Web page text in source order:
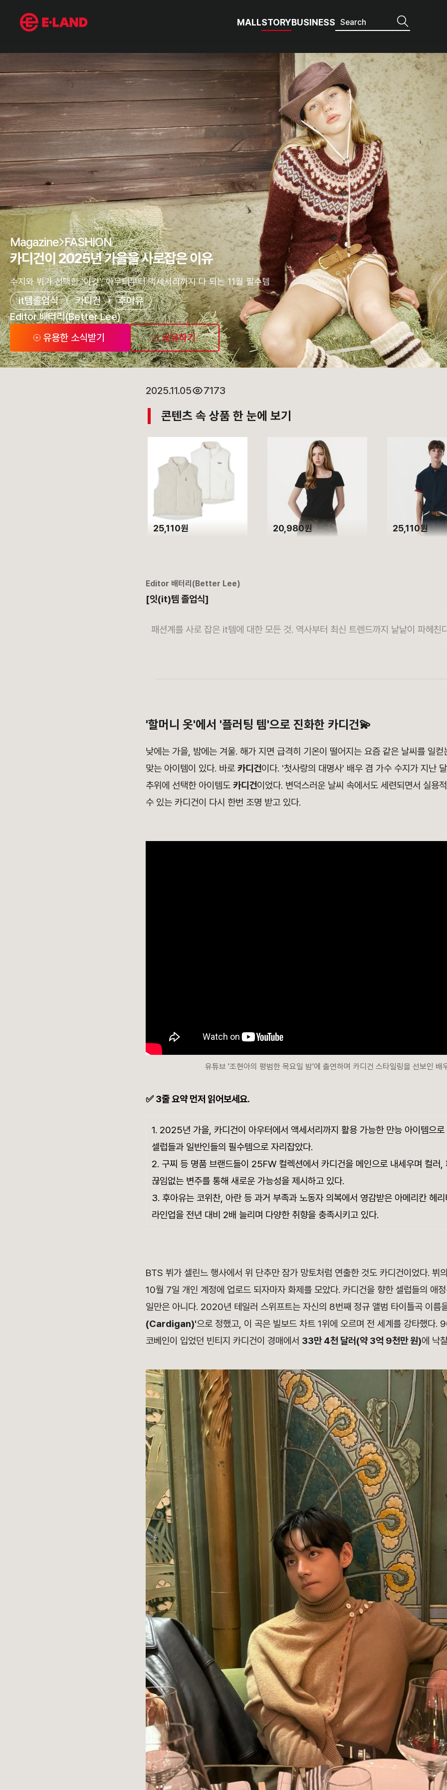
MALLSTORYBUSINESS
매거진 상세보기
Magazine FASHION
카디건이 2025년 가을을 사로잡은 이유
수지와 뷔가 선택한 '이것', 아우터부터 액세서리까지 다 되는 11월 필수템
it템졸업식 카디건
후아유
Editor 배터리(Better Lee)
유용한 소식받기
공유하기
2025.11.05 7173
콘텐츠 속 상품 한 눈에 보기
25,110원 20,980원 25,110원
Editor 배터리(Better Lee)
[잇(it)템 졸업식]
패션계를 사로 잡은 it템에 대한 모든 것. 역사부터 최신 트렌드까지 낱낱이 파헤친
'할머니 옷'에서 '플러팅 템'으로 진화한 카디건💫
낮에는 가을, 밤에는 겨울. 해가 지면 급격히 기온이 떨어지는 요즘 같은 날씨를 일
맞는 아이템이 있다. 바로 카디건이다. '첫사랑의 대명사' 배우 겸 가수 수지가 지난
추위에 선택한 아이템도 카디건이었다. 변덕스러운 날씨 속에서도 세련되면서 실용
수 있는 카디건이 다시 한번 조명 받고 있다.
유튜브 '조현아의 평범한 목요일 밤'에 출연하며 카디건 스타일링을 선보인 배
✅ 3줄 요약 먼저 읽어보세요.
1. 2025년 가을, 카디건이 아우터에서 액세서리까지 활용 가능한 만능 아이템으로
셀럽들과 일반인들의 필수템으로 자리잡았다.
2. 구찌 등 명품 브랜드들이 25FW 컬렉션에서 카디건을 메인으로 내세우며 컬러,
끊임없는 변주를 통해 새로운 가능성을 제시하고 있다.
3. 후아유는 코위찬, 아란 등 과거 부족과 노동자 의복에서 영감받은 아메리칸 헤
라인업을 전년 대비 2배 늘리며 다양한 취향을 충족시키고 있다.
BTS 뷔가 셀린느 행사에서 위 단추만 잠가 망토처럼 연출한 것도 카디건이었다. 뷔
10월 7일 개인 계정에 업로드 되자마자 화제를 모았다. 카디건을 향한 셀럽들의 애
일만은 아니다. 2020년 테일러 스위프트는 자신의 8번째 정규 앨범 타이틀곡 이름
(Cardigan)'으로 정했고, 이 곡은 빌보드 차트 1위에 오르며 전 세계를 강타했다.
코베인이 입었던 빈티지 카디건이 경매에서 33만 4천 달러(약 3억 9천만 원)에 낙